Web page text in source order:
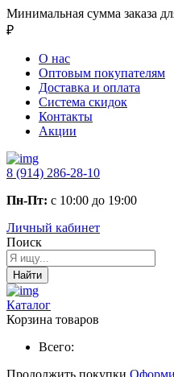
Минимальная сумма заказа
₽
О нас
Оптовым покупателям
Доставка и оплата
Система скидок
Контакты
Акции
8 (914) 286-28-10
Пн-Пт: с 10:00 до 19:00
Личный кабинет
Поиск
Найти
Каталог
Корзина товаров
Всего:
Продолжить покупки